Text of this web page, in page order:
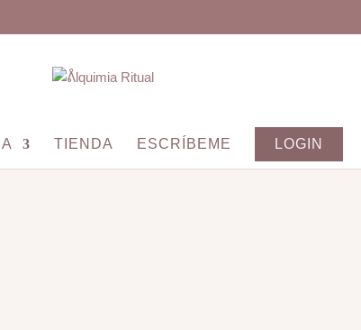
TIENDA ESCRÍBEME LOGIN